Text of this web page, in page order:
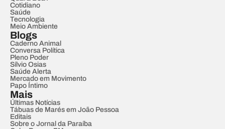
Cotidiano
Saúde
Tecnologia
Meio Ambiente
Blogs
Caderno Animal
Conversa Política
Pleno Poder
Sílvio Osias
Saúde Alerta
Mercado em Movimento
Papo Íntimo
Mais
Últimas Notícias
Tábuas de Marés em João Pessoa
Editais
Sobre o Jornal da Paraíba